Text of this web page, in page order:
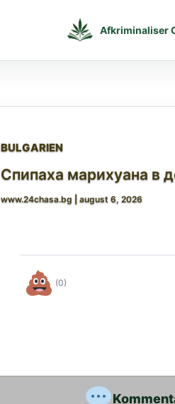
Afkriminaliser
BULGARIEN
Спипаха марихуана в
www.24chasa.bg august 6, 2026
(0)